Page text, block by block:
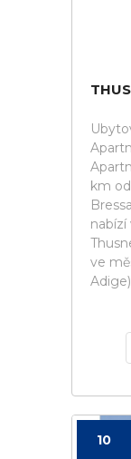
km
nabízí
ve
10